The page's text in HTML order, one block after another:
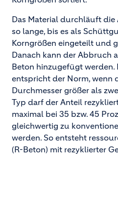
Das Material durchläuft
so lange, bis es als
Korngrößen eingeteilt und
Danach kann der Abbruch
Beton hinzugefügt werden.
entspricht der Norm, wenn
Durchmesser größer als
Typ darf der Anteil
maximal bei 35 bzw. 45
gleichwertig zu
werden. So entsteht
(R-Beton) mit rezyklierter